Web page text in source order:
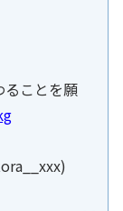
ることを願